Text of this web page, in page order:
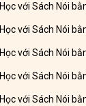
Học với Sách Nói
Học với Sách Nói
Học với Sách Nói
Học với Sách Nói
Học với Sách Nói